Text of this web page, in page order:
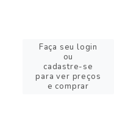
Faça seu login
ou
cadastre-se
para ver preços
e comprar